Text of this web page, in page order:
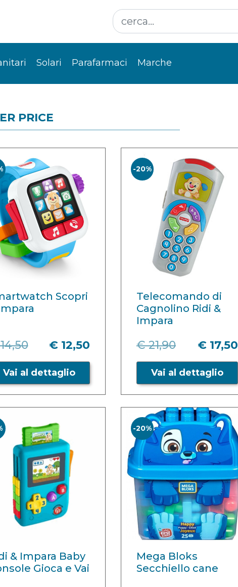
Solari Parafarmaci Marche
PRICE
Scopri
€ 12,50
Vai al dettaglio
-20%
Telecomando di
Cagnolino Ridi &
Impara
€ 21,90 € 17,50
Vai al dettaglio
& Impara Baby
Gioca e Vai
-20%
Mega Bloks
Secchiello cane